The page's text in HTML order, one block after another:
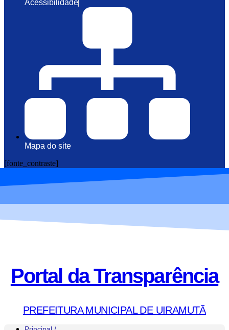
Acessibilidade
Mapa do site
[fonte_contraste]
Portal da Transparência
PREFEITURA MUNICIPAL DE UIRAMUTÃ